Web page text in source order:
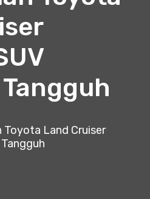
Toyota Land Cruiser